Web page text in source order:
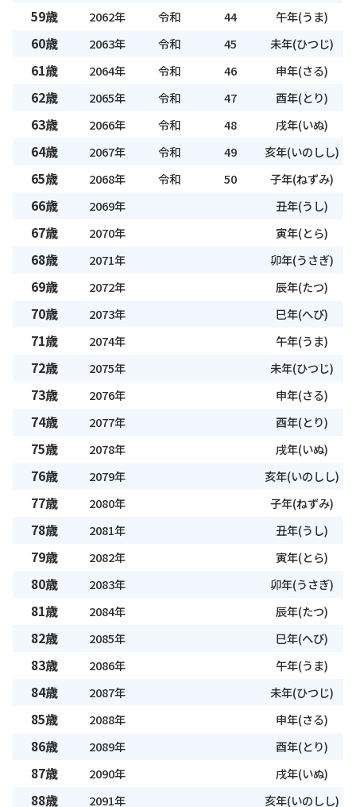
59歳 2062年 令和 44 午年(うま)
60歳 2063年 令和 45 未年(ひつじ)
61歳 2064年 令和 46 申年(さる)
62歳 2065年 令和 47 酉年(とり)
63歳 2066年 令和 48 戌年(いぬ)
64歳 2067年 令和 49 亥年(いのしし)
65歳 2068年 令和 50 子年(ねずみ)
66歳 2069年 丑年(うし)
67歳 2070年 寅年(とら)
68歳 2071年 卯年(うさぎ)
69歳 2072年 辰年(たつ)
70歳 2073年 巳年(へび)
71歳 2074年 午年(うま)
72歳 2075年 未年(ひつじ)
73歳 2076年 申年(さる)
74歳 2077年 酉年(とり)
75歳 2078年 戌年(いぬ)
76歳 2079年 亥年(いのしし)
77歳 2080年 子年(ねずみ)
78歳 2081年 丑年(うし)
79歳 2082年 寅年(とら)
80歳 2083年 卯年(うさぎ)
81歳 2084年 辰年(たつ)
82歳 2085年 巳年(へび)
83歳 2086年 午年(うま)
84歳 2087年 未年(ひつじ)
85歳 2088年 申年(さる)
86歳 2089年 酉年(とり)
87歳 2090年 戌年(いぬ)
88歳 2091年 亥年(いのしし)